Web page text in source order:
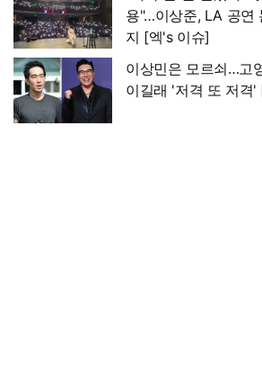
용"…이상준, LA 공연
지 [엑's 이슈]
이상민은 모르쇠…고
이길래 '저격 또 저격'